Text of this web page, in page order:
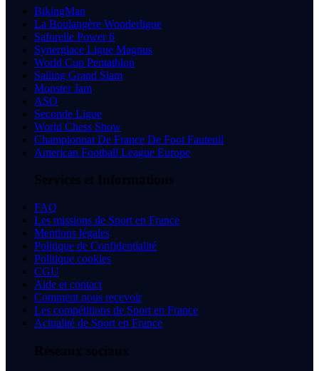
BikingMan
La Boulangère Wonderligue
Saforelle Power 6
Synerglace Ligue Magnus
World Cup Pentathlon
Sailing Grand Slam
Monster Jam
ASO
Seconde Ligue
World Chess Show
Championnat De France De Foot Fauteuil
American Football League Europe
Services et Informations
FAQ
Les missions de Sport en France
Mentions légales
Politique de Confidentialité
Politique cookies
CGU
Aide et contact
Comment nous recevoir
Les compétitions de Sport en France
Actualité de Sport en France
Réseaux sociaux